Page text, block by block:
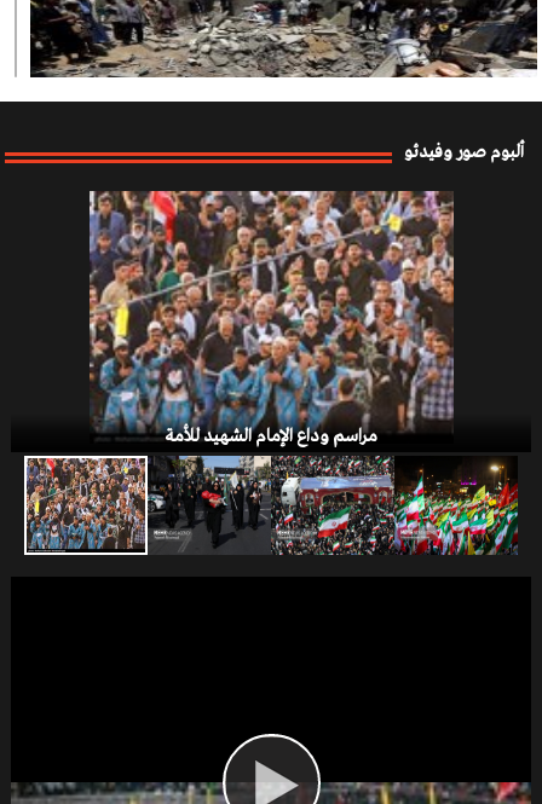
صفقة القرن
الخلافات التركية - الأمريكية
ألبوم صور وفيدئو
مراسم وداع الإمام الشهيد للأمة